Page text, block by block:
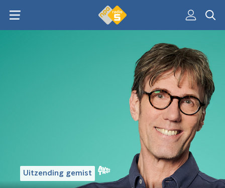
Uitzending gemist